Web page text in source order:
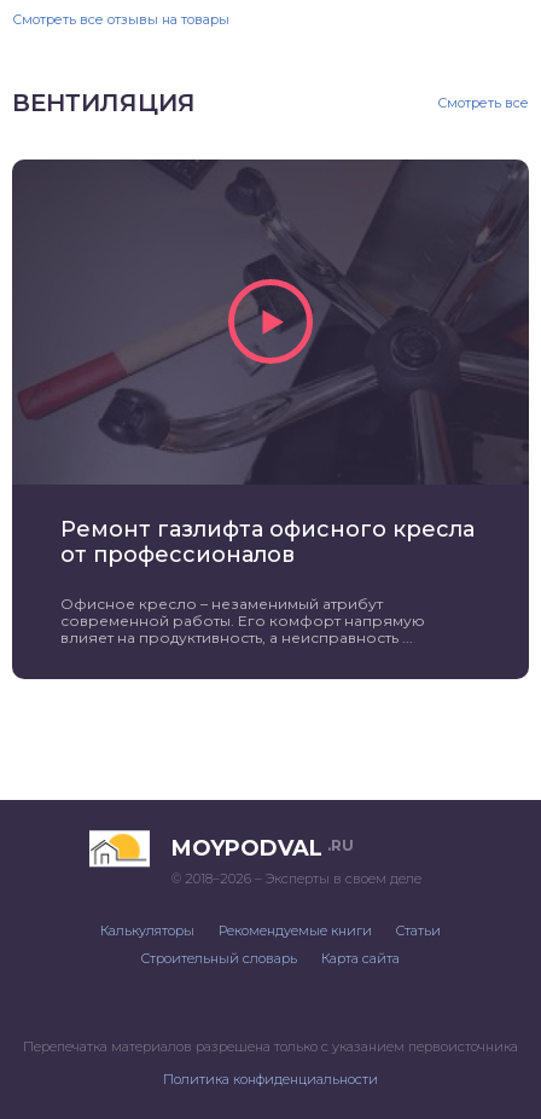
Смотреть все отзывы на товары
ВЕНТИЛЯЦИЯ Смотреть все
Ремонт газлифта офисного кресла
от профессионалов
Офисное кресло – незаменимый атрибут
современной работы. Его комфорт напрямую
влияет на продуктивность, а неисправность ...
MOYPODVAL .RU
© 2018–2026 – Эксперты в своем деле
Калькуляторы Рекомендуемые книги
Статьи
Строительный словарь
Карта сайта
Перепечатка материалов разрешена только с указанием первоисточника
Политика конфиденциальности